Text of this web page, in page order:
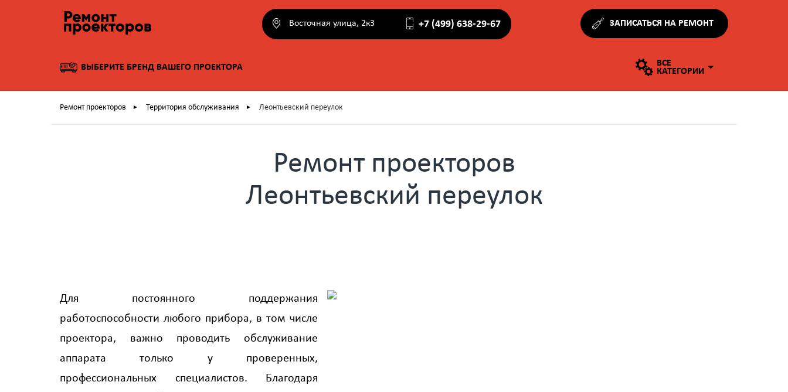
Восточная улица, 2к3 +7 (499) 638-29-67 ЗАПИСАТЬСЯ НА РЕМОНТ
ВЫБЕРИТЕ БРЕНД ВАШЕГО ПРОЕКТОРА
ВСЕ
КАТЕГОРИИ
Ремонт проекторов ► Территория обслуживания ► Леонтьевский переулок
Ремонт проекторов
Леонтьевский переулок
Для постоянного поддержания
работоспособности любого прибора, в том числе
проектора, важно проводить обслуживание
аппарата только у проверенных,
профессиональных специалистов. Благодаря